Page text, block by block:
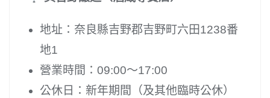
地址：奈良縣吉野郡吉野町六田1238番
地1
營業時間：09:00〜17:00
公休日：新年期間（及其他臨時公休）